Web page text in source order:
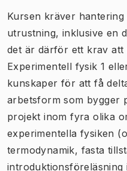
Kursen kräver
utrustning, inklusive en
det är därför ett krav att
Experimentell fysik 1
kunskaper för att få
arbetsform som bygger
projekt inom fyra olika
experimentella fysiken
termodynamik, fasta